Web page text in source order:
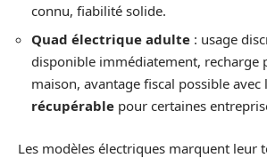
connu, fiabilité solide.
Quad électrique adulte : usage
disponible immédiatement, recharge
maison, avantage fiscal possible avec
récupérable pour certaines
Les modèles électriques marquent leur